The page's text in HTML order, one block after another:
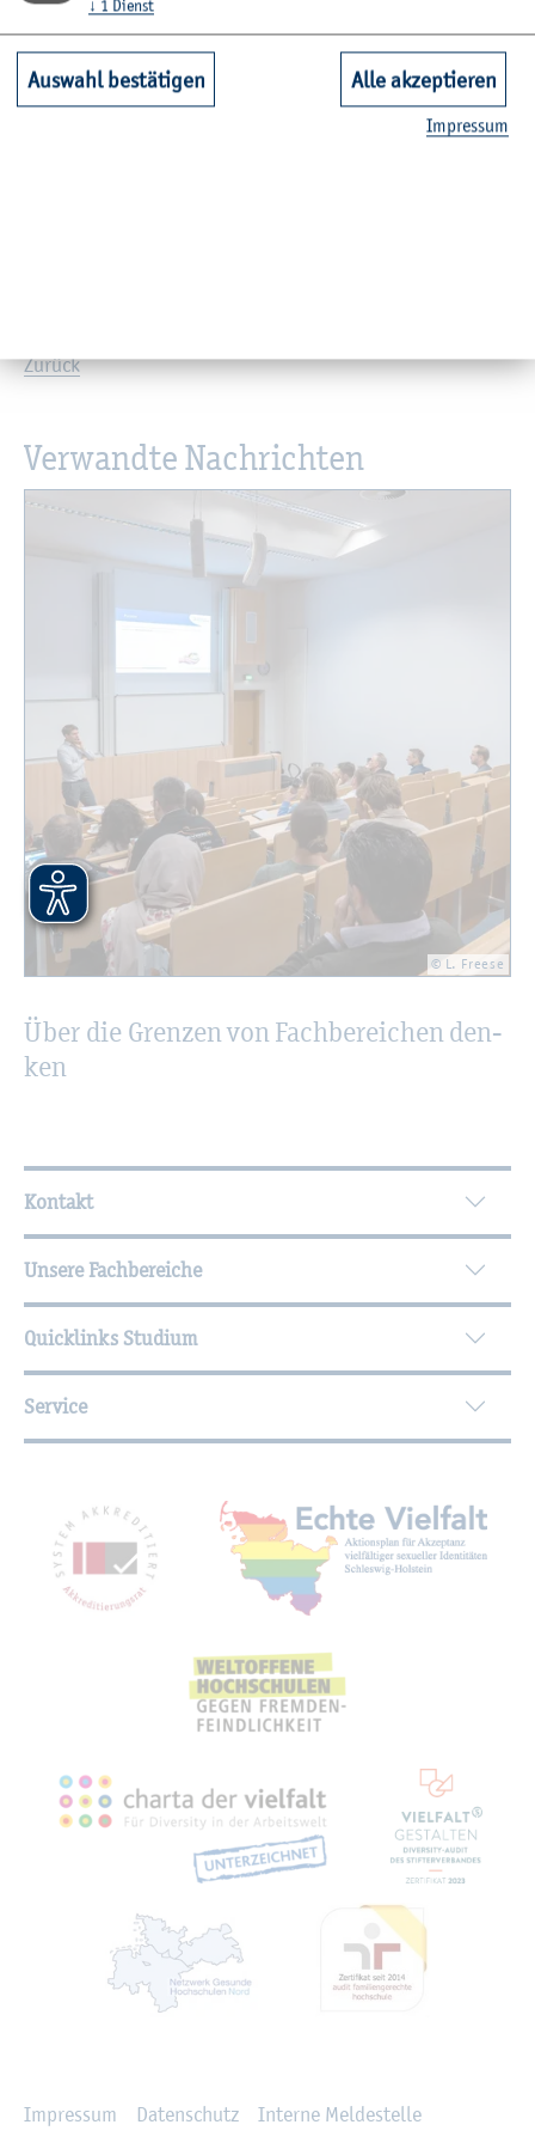
sam­men­ar­beit In­ter­es­sier­ten wei­ter zu­sam­men­rü­cken
lässt. Un­se­re Wirt­schaft be­kommt Im­pul­se für neue Pro­
duk­te und Dienst­leis­tun­gen, It­ze­hoe mehr Stu­den­ten­le­
Zu­rück
Ver­wand­te Nach­rich­ten
© L. Free­se
Über die Gren­zen von Fach­be­rei­chen den­
ken
Wei­ter­füh­ren­de In­for­ma­tio­nen
Kontakt
Unsere Fachbereiche
Quicklinks Studium
Service
Mit­glied­schaf­ten,
Im­pres­sum Da­ten­schutz In­ter­ne Mel­de­stel­le
↓ 1 Dienst
Auswahl bestätigen Alle akzeptieren
Im­pres­sum